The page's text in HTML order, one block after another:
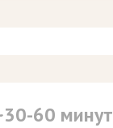
60 минут